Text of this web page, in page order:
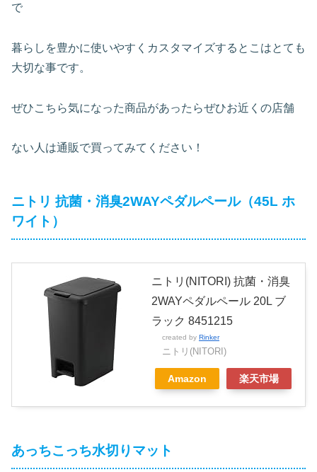
で
暮らしを豊かに使いやすくカスタマイズするとこはとても
大切な事です。
ぜひこちら気になった商品があったらぜひお近くの店舗
ない人は通販で買ってみてください！
ニトリ 抗菌・消臭2WAYペダルペール（45L ホ
ワイト）
ニトリ(NITORI) 抗菌・消臭
2WAYペダルペール 20L ブ
ラック 8451215
created by Rinker
ニトリ(NITORI)
Amazon 楽天市場
あっちこっち水切りマット